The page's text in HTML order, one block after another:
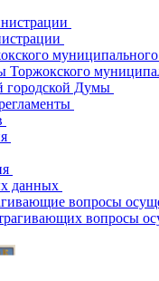
муниципального
городской Думы
данных
вопросы
вопросы